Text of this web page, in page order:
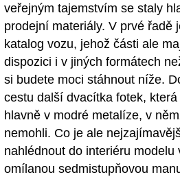
veřejným tajemstvím se staly
prodejní materiály. V prvé řadě
katalog vozu, jehož části ale
dispozici i v jiných formátech
si budete moci stáhnout níže.
cestu další dvacítka fotek,
hlavně v modré metalíze, v
nemohli. Co je ale
nahlédnout do interiéru modelu
omílanou sedmistupňovou